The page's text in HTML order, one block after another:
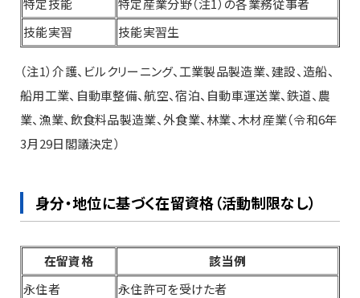
技能実習
技能実習生
（注1）介護、ビルクリーニング、工業製品製造業、建設、造船、
船用工業、自動車整備、航空、宿泊、自動車運送業、鉄道、農
業、漁業、飲食料品製造業、外食業、林業、木材産業（令和6年
3月29日閣議決定）
身分・地位に基づく在留資格（活動制限なし）
在留資格
該当例
永住者
永住許可を受けた者